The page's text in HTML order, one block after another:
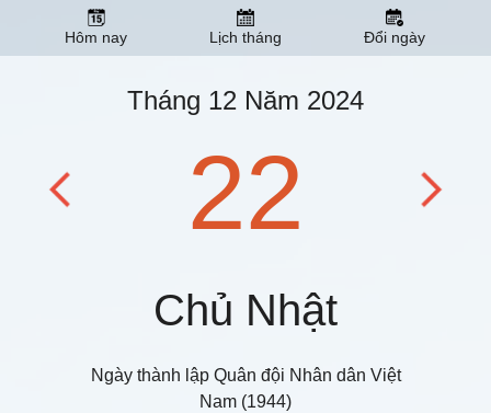
Hôm nay Lịch tháng Đổi ngày
Tháng 12 Năm 2024
22
Chủ Nhật
Ngày thành lập Quân đội Nhân dân Việt
Nam (1944)